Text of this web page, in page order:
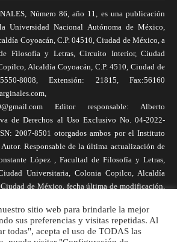
Número 86, año 11, es una publicación
Universidad Nacional Autónoma de México,
Coyoacán, C.P. 04510, Ciudad de México, a
Filosofía y Letras, Circuito Interior, Ciudad
Alcaldía Coyoacán, C.P. 4510, Ciudad de
8008, Extensión: 21815, Fax:56160
Editor responsable: Alberto
de Derechos al Uso Exclusivo No. 04-2022-
2007-8501 otorgados ambos por el Instituto
Responsable de la última actualización de
López , Facultad de Filosofía y Letras,
Universitaria, Colonia Copilco, Alcaldía
Ciudad de México, fecha última de modificación,
postura de la revista, ni de Universidad Nacional
autores son responsables de los contenidos de
la reproducción total o parcial de los textos aquí
sitio web para brindarle la mejor
sus preferencias y visitas repetidas. Al
todas", acepta el uso de TODAS las